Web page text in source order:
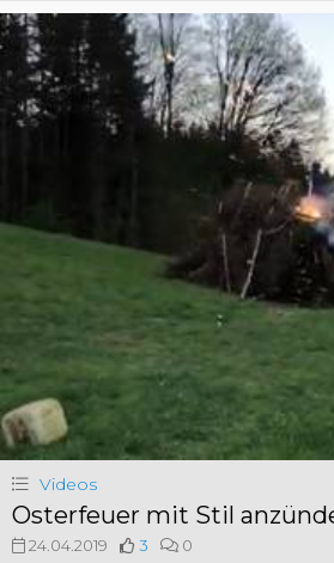
Videos
Osterfeuer mit Stil
24.04.2019 3 0